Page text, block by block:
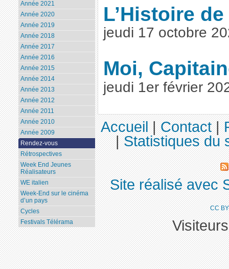
L’Histoire
jeudi 17 octobre
Moi,
jeudi 1er février
Année 2021
Année 2020
Année 2019
Année 2018
Année 2017
Année 2016
Année 2015
Année 2014
Année 2013
Année 2012
Année 2011
Année 2010
Année 2009
Rendez-vous
Rétrospectives
Week End Jeunes
Réalisateurs
WE italien
Week-End sur le cinéma
d’un pays
Cycles
Festivals Télérama
Accueil|Contact|
|Statistiques du
Site réalisé avec
CC